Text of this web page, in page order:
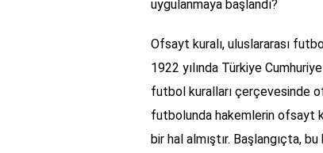
uygulanmaya başlandı?
Ofsayt kuralı, uluslararası
1922 yılında Türkiye
futbol kuralları çerçevesinde
futbolunda hakemlerin ofsayt
bir hal almıştır. Başlangıçta,